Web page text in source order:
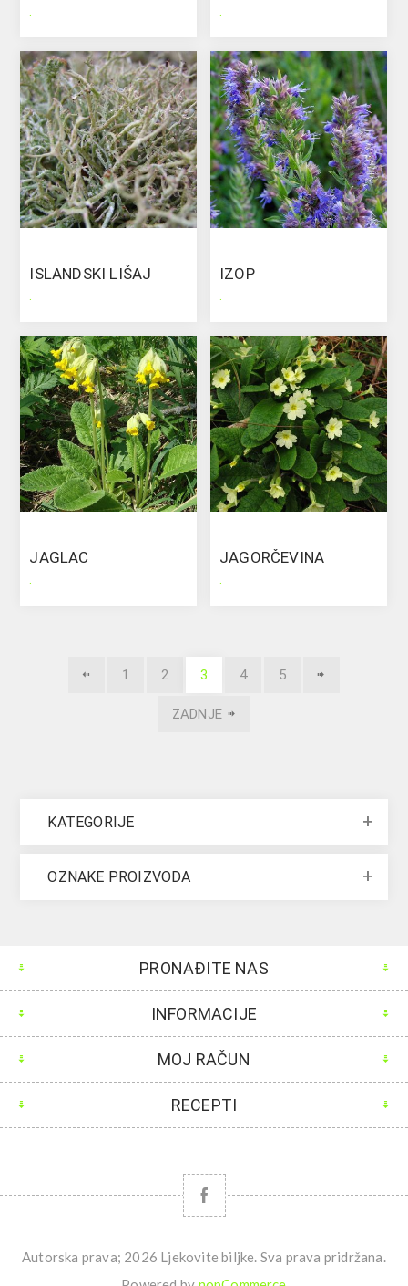
. .
ISLANDSKI LIŠAJ
.
IZOP
.
JAGLAC
.
JAGORČEVINA
.
1 2 3 4 5
ZADNJE
KATEGORIJE
OZNAKE PROIZVODA
PRONAĐITE NAS
INFORMACIJE
MOJ RAČUN
RECEPTI
Autorska prava; 2026 Ljekovite biljke. Sva prava pridržana.